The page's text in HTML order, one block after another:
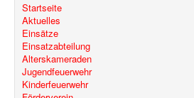
Startseite
Aktuelles
Einsätze
Einsatzabteilung
Alterskameraden
Jugendfeuerwehr
Kinderfeuerwehr